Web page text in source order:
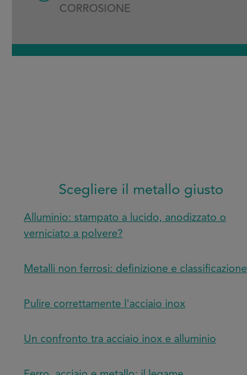
CORROSIONE
Scegliere il metallo giusto
Alluminio: stampato a lucido, anodizzato o
verniciato a polvere?
Metalli non ferrosi: definizione e classificazione
Pulire correttamente l'acciaio inox
Un confronto tra acciaio inox e alluminio